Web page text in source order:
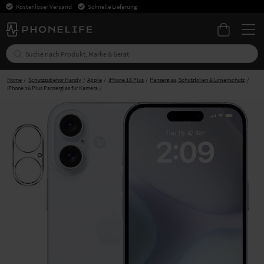
Kostenloser Versand Schnelle Lieferung
Home Schutzzubehör Handy Apple iPhone 16 Plus
Panzerglas, Schutzfolien & Linsenschutz
iPhone 16 Plus Panzerglas für Kamera